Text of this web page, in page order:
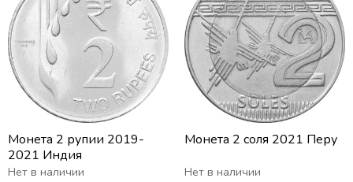
Монета 2 рупии 2019-
2021 Индия
Нет в наличии
Монета 2 соля 2021 Перу
Нет в наличии